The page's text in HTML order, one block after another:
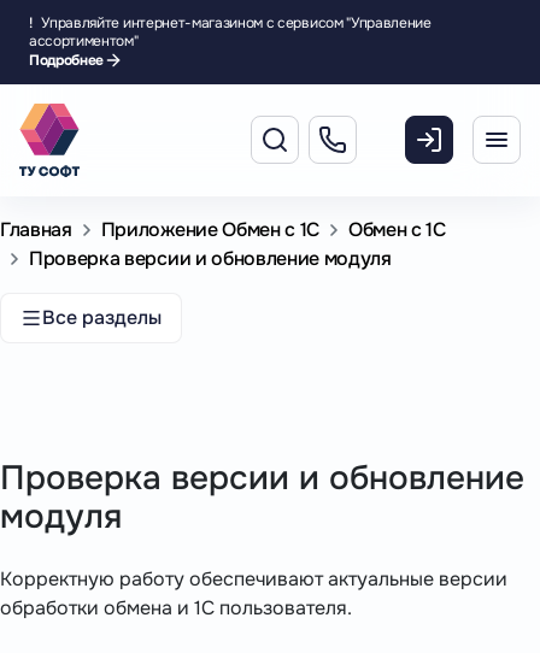
! Управляйте интернет-магазином с сервисом "Управление
ассортиментом"
Подробнее
Главная Приложение Обмен с 1С
Обмен с 1С
Проверка версии и обновление модуля
Все разделы
Проверка версии и обновление
модуля
Корректную работу обеспечивают актуальные версии
обработки обмена и 1С пользователя.